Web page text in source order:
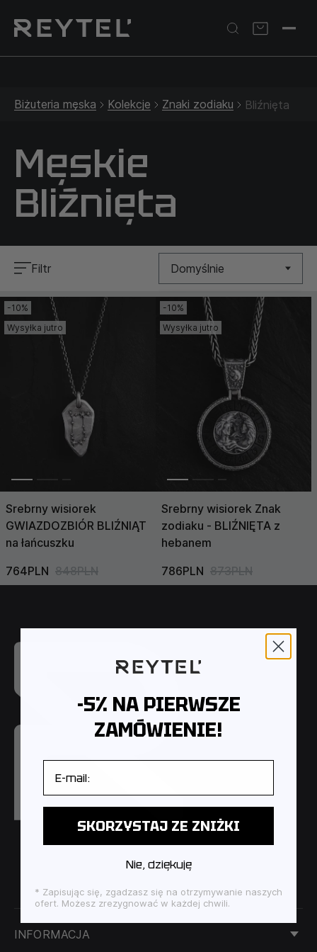
Biżuteria męska Kolekcje Znaki zodiaku Bliźnięta
Męskie
Bliźnięta
Filtr Domyślnie
Nowość
Cena (Niska >
Wysoka)
Cena (Wysoka >
Złota biżuteria: –30% | Do 31.08
-10%
Wysyłka jutro
Srebrny wisiorek
GWIAZDOZBIÓR BLIŹNIĄT
na łańcuszku
764PLN 848PLN
-10%
Wysyłka jutro
Srebrny wisiorek Znak
zodiaku - BLIŹNIĘTA z
hebanem
786PLN 873PLN
INFORMACJA
-5% NA PIERWSZE
ZAMÓWIENIE!
SKORZYSTAJ ZE ZNIŻKI
Nie, dziękuję
* Zapisując się, zgadzasz się na otrzymywanie naszych
ofert. Możesz zrezygnować w każdej chwili.